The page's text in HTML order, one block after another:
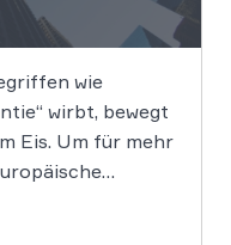
wie
wirbt, bewegt
Eis. Um für mehr
wie Sie diese